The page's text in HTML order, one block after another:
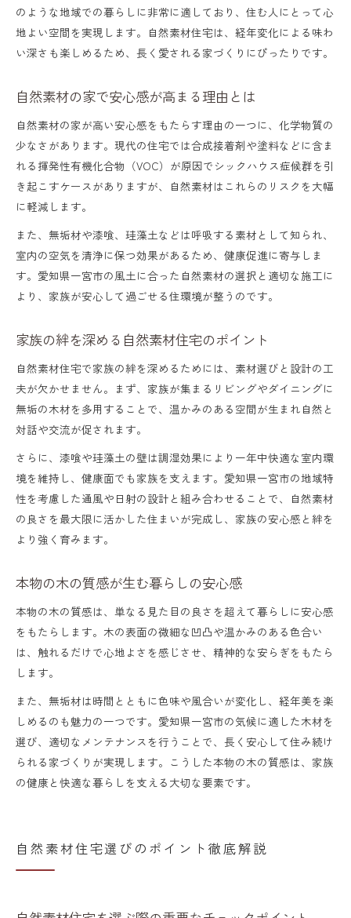
のような地域での暮らしに非常に適しており、住む人にとって心
地よい空間を実現します。自然素材住宅は、経年変化による味わ
い深さも楽しめるため、長く愛される家づくりにぴったりです。
自然素材の家で安心感が高まる理由とは
自然素材の家が高い安心感をもたらす理由の一つに、化学物質の
少なさがあります。現代の住宅では合成接着剤や塗料などに含ま
れる揮発性有機化合物（VOC）が原因でシックハウス症候群を引
き起こすケースがありますが、自然素材はこれらのリスクを大幅
に軽減します。
また、無垢材や漆喰、珪藻土などは呼吸する素材として知られ、
室内の空気を清浄に保つ効果があるため、健康促進に寄与しま
す。愛知県一宮市の風土に合った自然素材の選択と適切な施工に
より、家族が安心して過ごせる住環境が整うのです。
家族の絆を深める自然素材住宅のポイント
自然素材住宅で家族の絆を深めるためには、素材選びと設計の工
夫が欠かせません。まず、家族が集まるリビングやダイニングに
無垢の木材を多用することで、温かみのある空間が生まれ自然と
対話や交流が促されます。
さらに、漆喰や珪藻土の壁は調湿効果により一年中快適な室内環
境を維持し、健康面でも家族を支えます。愛知県一宮市の地域特
性を考慮した通風や日射の設計と組み合わせることで、自然素材
の良さを最大限に活かした住まいが完成し、家族の安心感と絆を
より強く育みます。
本物の木の質感が生む暮らしの安心感
本物の木の質感は、単なる見た目の良さを超えて暮らしに安心感
をもたらします。木の表面の微細な凹凸や温かみのある色合い
は、触れるだけで心地よさを感じさせ、精神的な安らぎをもたら
します。
また、無垢材は時間とともに色味や風合いが変化し、経年美を楽
しめるのも魅力の一つです。愛知県一宮市の気候に適した木材を
選び、適切なメンテナンスを行うことで、長く安心して住み続け
られる家づくりが実現します。こうした本物の木の質感は、家族
の健康と快適な暮らしを支える大切な要素です。
自然素材住宅選びのポイント徹底解説